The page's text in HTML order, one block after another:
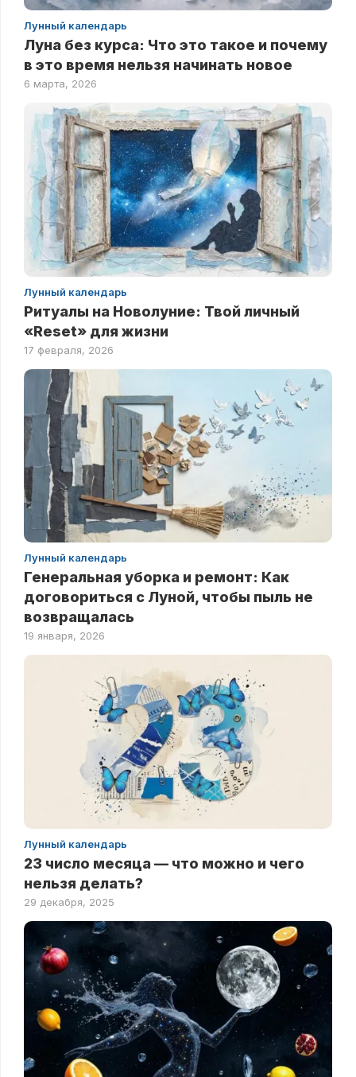
Лунный календарь
Луна без курса: Что это такое и почему
в это время нельзя начинать новое
6 марта, 2026
Лунный календарь
Ритуалы на Новолуние: Твой личный
«Reset» для жизни
17 февраля, 2026
Лунный календарь
Генеральная уборка и ремонт: Как
договориться с Луной, чтобы пыль не
возвращалась
19 января, 2026
Лунный календарь
23 число месяца — что можно и чего
нельзя делать?
29 декабря, 2025